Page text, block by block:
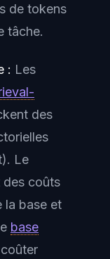
de tokens
tâche.
: Les
des
Le
des coûts
la base et
base